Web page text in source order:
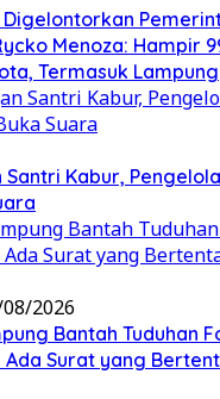
Digelontorkan
Menoza: Hampir
Termasuk Lampung
Santri Kabur,
2026
Bantah Tuduhan
Ada Surat yang